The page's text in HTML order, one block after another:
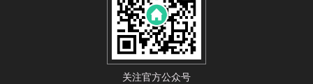
关注官方公众号